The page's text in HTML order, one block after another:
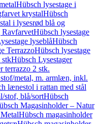
Hübsch lysestage i
krystalHübsch
i lysesrød blå og
RavfarvetHübsch lysestage
lyseblåHübsch
TerrazzoHübsch lysestage
stkHübsch Lysestager
terrazzo 2 stk.
metal, m. armlæn, inkl.
lænestol i rattan med stål
stof, blå/sortHübsch
Magasinholder – Natur
Hübsch magasinholder